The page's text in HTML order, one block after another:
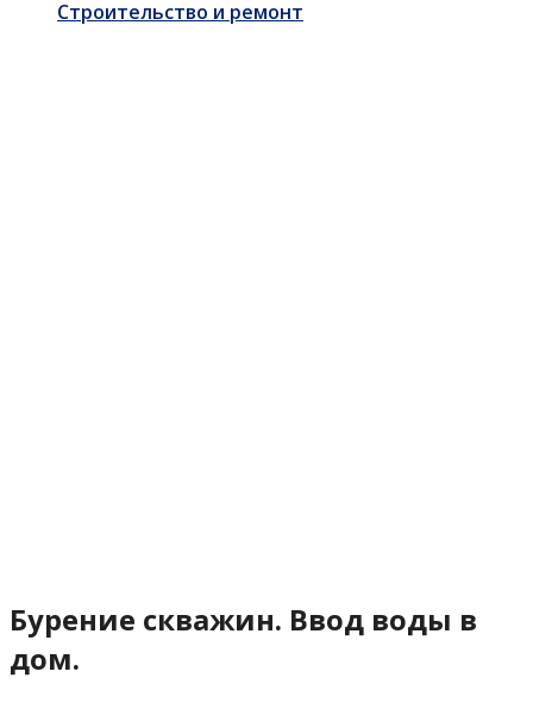
Строительство и ремонт
Бурение скважин. Ввод воды в
дом.